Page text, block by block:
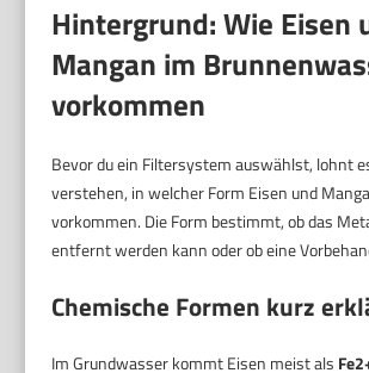
Hintergrund: Wie Eisen
Mangan im
vorkommen
Bevor du ein Filtersystem auswählst, lohnt
verstehen, in welcher Form Eisen und
vorkommen. Die Form bestimmt, ob das
entfernt werden kann oder ob eine
Chemische Formen kurz
Im Grundwasser kommt Eisen meist als